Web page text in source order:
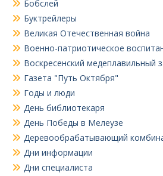
Бобслей
Буктрейлеры
Великая Отечественная война
Военно-патриотическое
Воскресенский медеплавильный
Газета "Путь Октября"
Годы и люди
День библиотекаря
День Победы в Мелеузе
Деревообрабатывающий
Дни информации
Дни специалиста